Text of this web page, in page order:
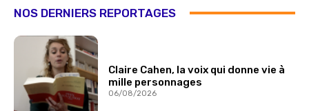
NOS DERNIERS REPORTAGES
Claire Cahen, la voix qui donne vie à
mille personnages
06/08/2026